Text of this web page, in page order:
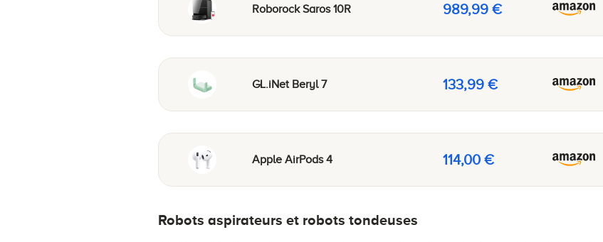
Roborock Saros 10R 989,99 €
GL.iNet Beryl 7 133,99 €
Apple AirPods 4 114,00 €
Robots aspirateurs et robots tondeuses